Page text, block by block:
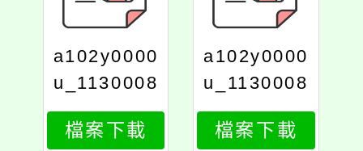
a102y0000
u_1130008
447_print
檔案下載
a102y0000
u_1130008
447ax_1
檔案下載